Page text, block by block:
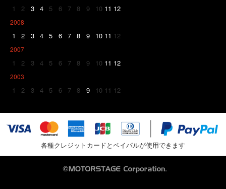
1 2 3 4 5 6 7 8 9 10 11 12
2008
1 2 3 4 5 6 7 8 9 10 11 12
2007
1 2 3 4 5 6 7 8 9 10 11 12
2003
1 2 3 4 5 6 7 8 9 10 11 12
各種クレジットカードとペイパルが使用できます